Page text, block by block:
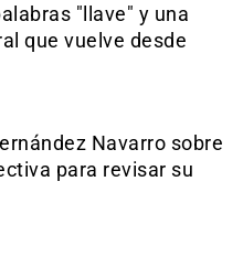
"llave" y una
que vuelve desde
Navarro sobre
para revisar su